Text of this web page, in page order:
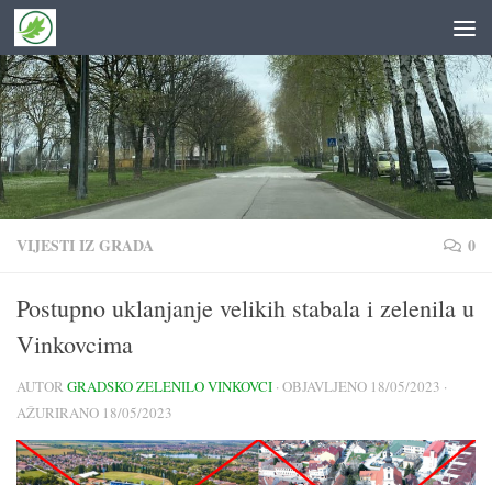
Skip to content
VIJESTI IZ GRADA 0
Postupno uklanjanje velikih stabala i zelenila u
Vinkovcima
AUTOR GRADSKO ZELENILO VINKOVCI · OBJAVLJENO 18/05/2023 ·
AŽURIRANO 18/05/2023